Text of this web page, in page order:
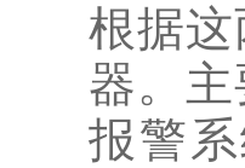
根据
器。
报警